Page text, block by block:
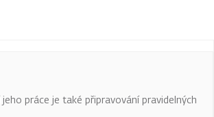
práce je také připravování pravidelných